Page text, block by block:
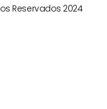
Reservados 2024